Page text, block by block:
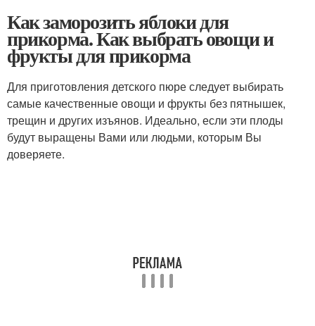
Как заморозить яблоки для
прикорма. Как выбрать овощи и
фрукты для прикорма
Для приготовления детского пюре следует выбирать
самые качественные овощи и фрукты без пятнышек,
трещин и других изъянов. Идеально, если эти плоды
будут выращены Вами или людьми, которым Вы
доверяете.